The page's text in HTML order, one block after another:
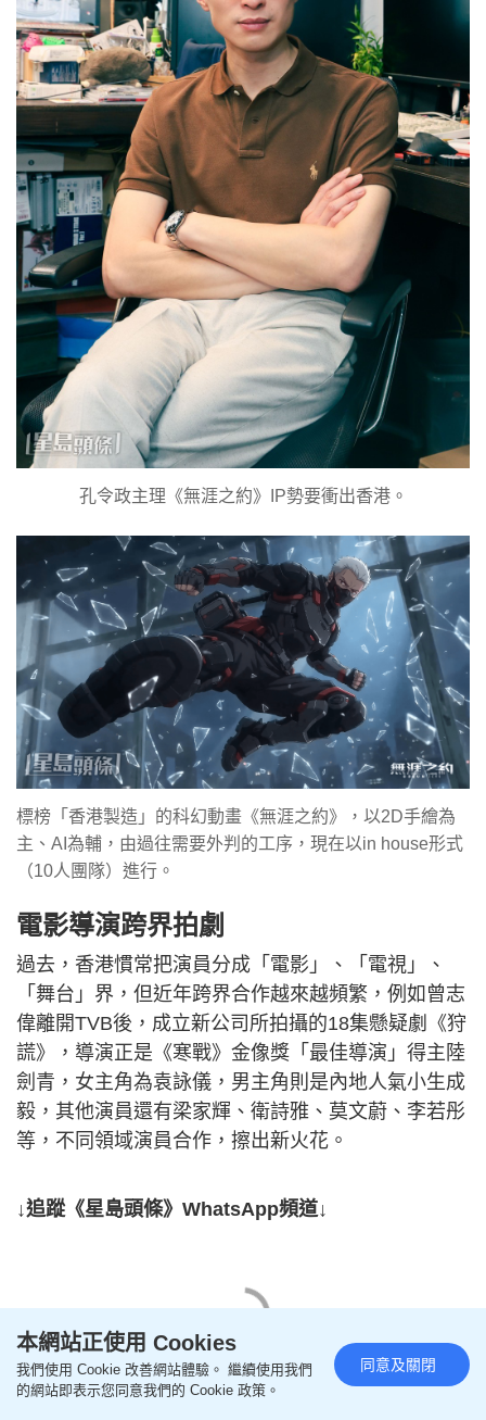
孔令政主理《無涯之約》IP勢要衝出香港。
標榜「香港製造」的科幻動畫《無涯之約》，以2D手繪為
主、AI為輔，由過往需要外判的工序，現在以in house形式
（10人團隊）進行。
電影導演跨界拍劇
過去，香港慣常把演員分成「電影」、「電視」、
「舞台」界，但近年跨界合作越來越頻繁，例如曾志
偉離開TVB後，成立新公司所拍攝的18集懸疑劇《狩
謊》，導演正是《寒戰》金像獎「最佳導演」得主陸
劍青，女主角為袁詠儀，男主角則是內地人氣小生成
毅，其他演員還有梁家輝、衛詩雅、莫文蔚、李若彤
等，不同領域演員合作，擦出新火花。
↓追蹤《星島頭條》WhatsApp頻道↓
本網站正使用 Cookies
我們使用 Cookie 改善網站體驗。 繼續使用我們
的網站即表示您同意我們的 Cookie 政策。
同意及關閉